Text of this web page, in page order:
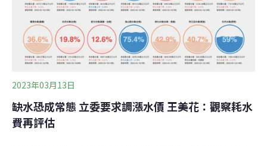
析，國際上水價費率段別，最高與最低段別差比值多為三
倍以上，台水公司現行四段水價最高與最低價差比值僅
1.64倍，難以導引用戶節水。
2023年03月13日
缺水恐成常態 立委要求調漲水價 王美花：觀察耗水
費再評估